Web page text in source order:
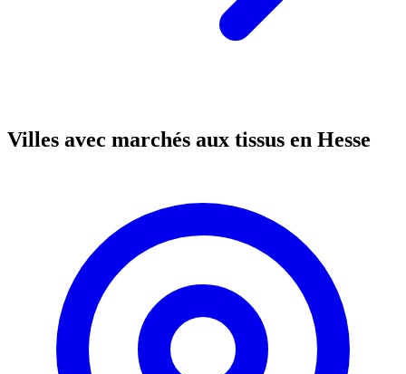
Villes avec marchés aux tissus en Hesse